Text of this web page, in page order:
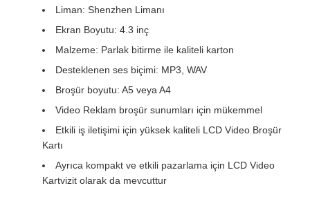
Liman: Shenzhen Limanı
Ekran Boyutu: 4.3 inç
Malzeme: Parlak bitirme ile kaliteli karton
Desteklenen ses biçimi: MP3, WAV
Broşür boyutu: A5 veya A4
Video Reklam broşür sunumları için mükemmel
Etkili iş iletişimi için yüksek kaliteli LCD Video Broşür
Kartı
Ayrıca kompakt ve etkili pazarlama için LCD Video
Kartvizit olarak da mevcuttur